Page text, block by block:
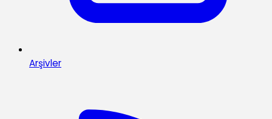
Arşivler